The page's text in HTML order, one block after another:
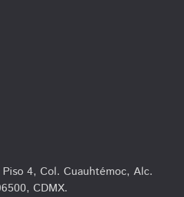
4, Col. Cuauhtémoc, Alc.
CDMX.